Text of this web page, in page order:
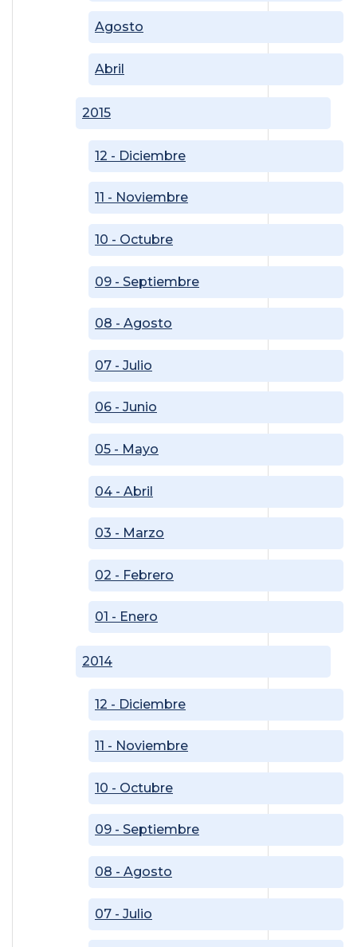
2014
07 - Julio
08 - Agosto
09 - Septiembre
10 - Octubre
11 - Noviembre
12 - Diciembre
2015
01 - Enero
02 - Febrero
03 - Marzo
04 - Abril
05 - Mayo
06 - Junio
07 - Julio
08 - Agosto
09 - Septiembre
10 - Octubre
11 - Noviembre
12 - Diciembre
Abril
Agosto